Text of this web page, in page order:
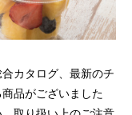
カタログ、最新のチ
品がございました